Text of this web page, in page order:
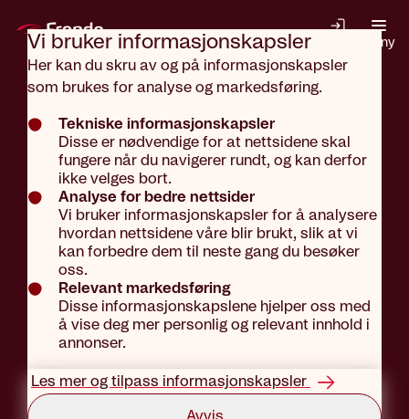
Vi bruker informasjons­kapsler
Her kan du skru av og på informasjonskapsler
som brukes for analyse og markedsføring.
Tekniske informasjonskapsler
Disse er nødvendige for at nettsidene skal
fungere når du navigerer rundt, og kan derfor
ikke velges bort.
Analyse for bedre nettsider
Vi bruker informasjonskapsler for å analysere
hvordan nettsidene våre blir brukt, slik at vi
kan forbedre dem til neste gang du besøker
oss.
Relevant markedsføring
Disse informasjonskapslene hjelper oss med
å vise deg mer personlig og relevant innhold i
annonser.
Les mer og tilpass informasjonskapsler
Gå til hovedinnhold
Meny
Få hjelp
med å
hindre og
redusere
sykefraværet